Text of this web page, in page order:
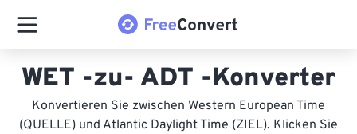
WET -zu- ADT -Konverter
Konvertieren Sie zwischen Western European Time
(QUELLE) und Atlantic Daylight Time (ZIEL). Klicken Sie